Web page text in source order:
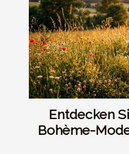
Entdecken
Bohème-